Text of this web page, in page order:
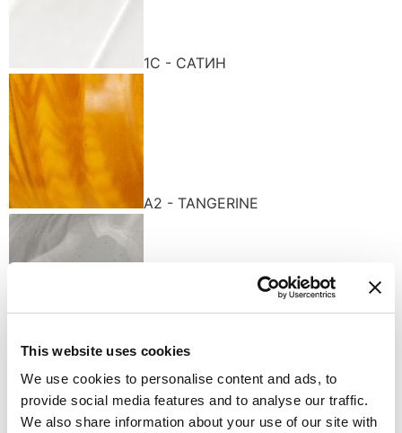
This website uses cookies
We use cookies to personalise content and ads, to
provide social media features and to analyse our traffic.
We also share information about your use of our site with
1С - САТИН
A2 - TANGERINE
D - SMOKE
Доступные варианты отделки